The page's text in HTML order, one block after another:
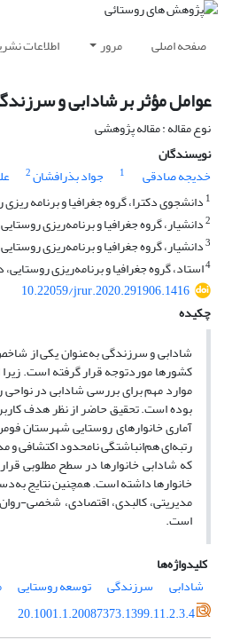
صفحه اصلی مرور اطلاعات
عوامل مؤثر بر شادابی و
نوع مقاله : مقاله پژوهشی
نویسندگان
خدیجه صادقی
1 جواد بذرافشان2
1دانشجوی دکترا، گروه جغرافیا و برنامه
2دانشیار، گروه جغرافیا و برنامه‌ریزی
3دانشیار، گروه جغرافیا و برنامه‌ریزی
4استاد، گروه جغرافیا و برنامه‌ریزی
10.22059/jrur.2020.291906.1416
چکیده
کشورها موردتوجه قرار گرفته است. زیرا
موارد مهم برای بررسی شادابی در
رتبه‌ای هم‌انباشتگی نامحدود اکتشافی
خانوارها داشته است. همچنین نتایج
است.
کلیدواژه‌ها
شادابی
سرزندگی توسعه روستایی
20.1001.1.20087373.1399.11.2.3.4